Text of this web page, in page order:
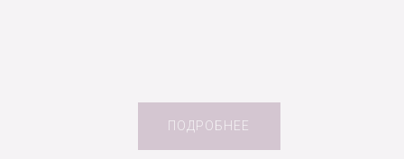
ПОДРОБНЕЕ